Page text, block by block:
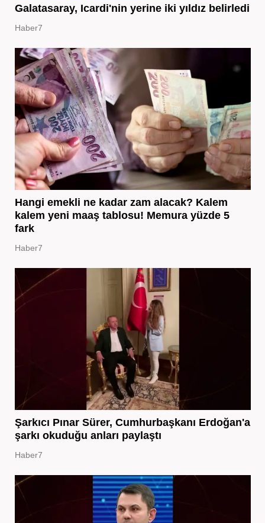
Galatasaray, Icardi'nin yerine iki yıldız belirledi
Haber7
Hangi emekli ne kadar zam alacak? Kalem
kalem yeni maaş tablosu! Memura yüzde 5
fark
Haber7
Şarkıcı Pınar Sürer, Cumhurbaşkanı Erdoğan'a
şarkı okuduğu anları paylaştı
Haber7